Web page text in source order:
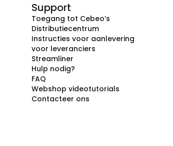
Support
Toegang tot Cebeo’s
Distributiecentrum
Instructies voor aanlevering
voor leveranciers
Streamliner
Hulp nodig?
FAQ
Webshop videotutorials
Contacteer ons